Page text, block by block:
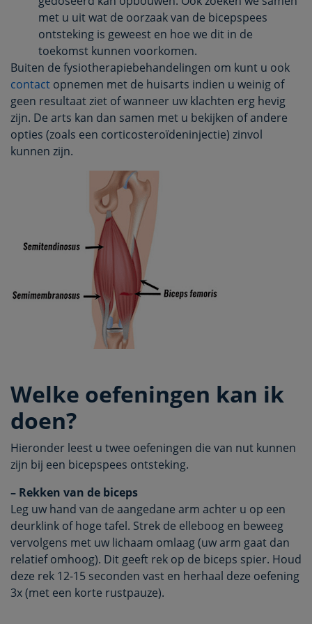
met u uit wat de oorzaak van de bicepspees
ontsteking is geweest en hoe we dit in de
toekomst kunnen voorkomen.
Buiten de fysiotherapiebehandelingen om kunt u ook
contact opnemen met de huisarts indien u weinig of
geen resultaat ziet of wanneer uw klachten erg hevig
zijn. De arts kan dan samen met u bekijken of andere
opties (zoals een corticosteroïdeninjectie) zinvol
kunnen zijn.
Welke oefeningen kan ik
doen?
Hieronder leest u twee oefeningen die van nut kunnen
zijn bij een bicepspees ontsteking.
– Rekken van de biceps
Leg uw hand van de aangedane arm achter u op een
deurklink of hoge tafel. Strek de elleboog en beweeg
vervolgens met uw lichaam omlaag (uw arm gaat dan
relatief omhoog). Dit geeft rek op de biceps spier. Houd
deze rek 12-15 seconden vast en herhaal deze oefening
3x (met een korte rustpauze).